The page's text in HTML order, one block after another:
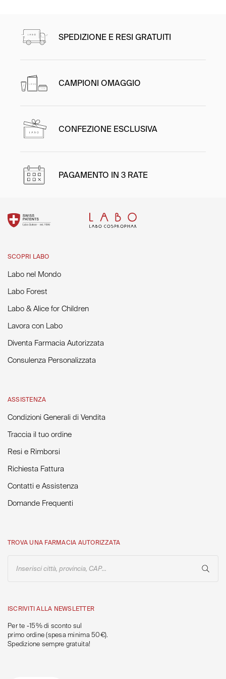
SPEDIZIONE E RESI GRATUITI
CAMPIONI OMAGGIO
CONFEZIONE ESCLUSIVA
PAGAMENTO IN 3 RATE
SCOPRI LABO
Labo nel Mondo
Labo Forest
Labo & Alice for Children
Lavora con Labo
Diventa Farmacia Autorizzata
Consulenza Personalizzata
ASSISTENZA
Condizioni Generali di Vendita
Traccia il tuo ordine
Resi e Rimborsi
Richiesta Fattura
Contatti e Assistenza
Domande Frequenti
TROVA UNA FARMACIA AUTORIZZATA
Inserisci città, provincia, CAP...
ISCRIVITI ALLA NEWSLETTER
Per te -15% di sconto sul
primo ordine (spesa minima 50€).
Spedizione sempre gratuita!